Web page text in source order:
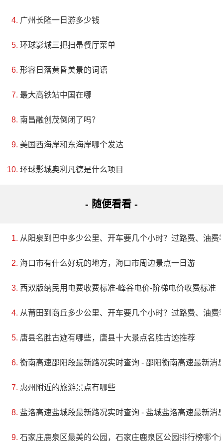
广州长隆一日游多少钱
环球影城三把扫帚餐厅菜单
形容日落黄昏美景的词语
最大高铁站中国在哪
南昌融创茂倒闭了吗？
美国西海岸和东海岸哪个发达
环球影城奥利凡德是什么项目
- 随便看看 -
从阳泉到巴中多少公里、开车要几个小时？过路费、油费
海口市有什么好玩的地方，海口市周边景点一日游
西双版纳民用电费收费标准-峰谷电价-阶梯电价收费标准
从莆田到商丘多少公里、开车要几个小时？过路费、油费
唐县名胜古迹有哪些，唐县十大景点名胜古迹推荐
衡南高速邵阳段最新路况实时查询 - 邵阳衡南高速最新消
惠州附近的旅游景点有哪些
盐洛高速盐城段最新路况实时查询 - 盐城盐洛高速最新消
石家庄鹿泉区最美的公园，石家庄鹿泉区公园排行榜哪个